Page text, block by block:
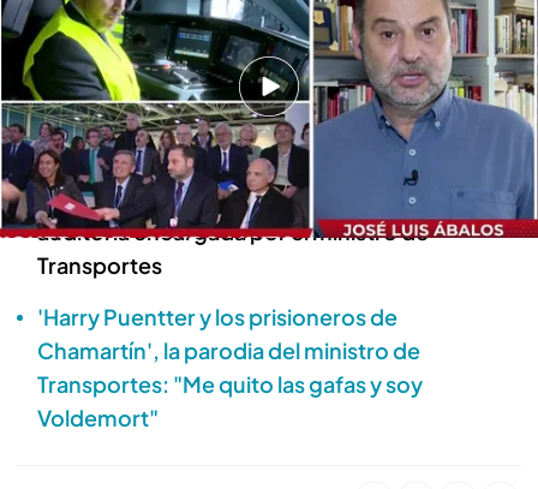
Todo es mentira
26 AGO 2024 - 16:41h.
Óscar Puente encarga una auditoría sobre el
caso Koldo que señala a Ábalos
'TEM' habla con José Luis Ábalos sobre la
auditoria encargada por el ministro de
Transportes
'Harry Puentter y los prisioneros de
Chamartín', la parodia del ministro de
Transportes: "Me quito las gafas y soy
Voldemort"